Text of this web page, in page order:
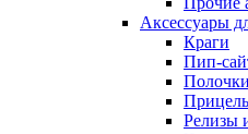
Аксессуары
Краги
Пип-
Полочки
Релизы